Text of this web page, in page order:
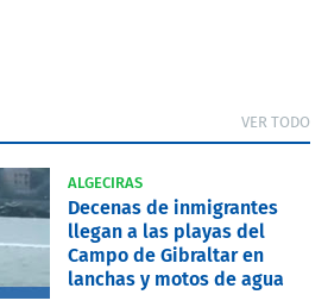
VER TODO
ALGECIRAS
Decenas de inmigrantes
llegan a las playas del
Campo de Gibraltar en
lanchas y motos de agua